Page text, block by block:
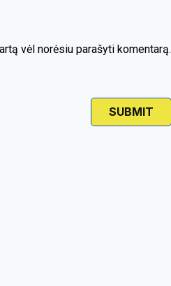
vėl norėsiu parašyti komentarą.